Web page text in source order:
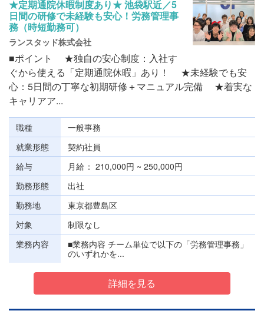
★定期通院休暇制度あり★ 池袋駅近／5
日間の研修で未経験も安心！労務管理事
務（時短勤務可）
ランスタッド株式会社
■ポイント ★独自の安心制度：入社す
ぐから使える「定期通院休暇」あり！ ★未経験でも安
心：5日間の丁寧な初期研修＋マニュアル完備 ★着実な
キャリアア...
職種
一般事務
就業形態
契約社員
給与
月給
210,000円 ~ 250,000円
勤務形態
出社
勤務地
東京都豊島区
対象
制限なし
業務内容
■業務内容 チーム単位で以下の「労務管理事務」
のいずれかを...
詳細を見る